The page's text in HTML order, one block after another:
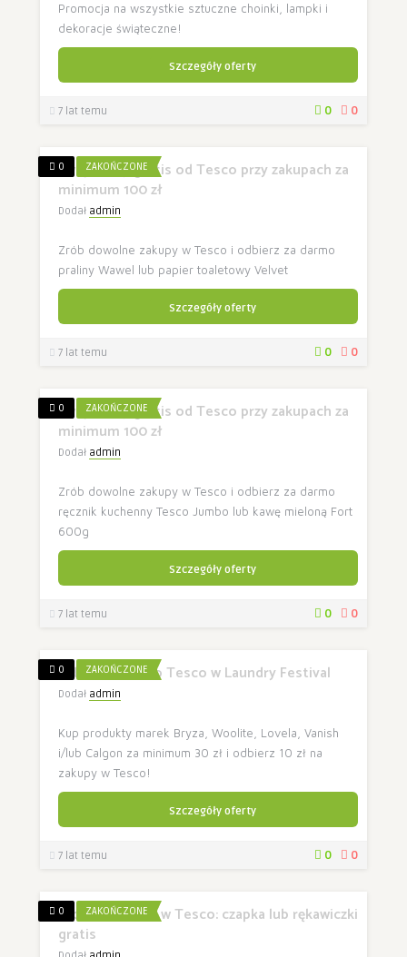
Promocja na wszystkie sztuczne choinki, lampki i
dekoracje świąteczne!
Szczegóły oferty
7 lat temu 0 0
0 ZAKOŃCZONE
Świąteczny gratis od Tesco przy zakupach za
minimum 100 zł
Dodał admin
Zrób dowolne zakupy w Tesco i odbierz za darmo
praliny Wawel lub papier toaletowy Velvet
Szczegóły oferty
7 lat temu 0 0
0 ZAKOŃCZONE
Świąteczny gratis od Tesco przy zakupach za
minimum 100 zł
Dodał admin
Zrób dowolne zakupy w Tesco i odbierz za darmo
ręcznik kuchenny Tesco Jumbo lub kawę mieloną Fort
600g
Szczegóły oferty
7 lat temu 0 0
0 ZAKOŃCZONE
Odbierz 10 zł do Tesco w Laundry Festival
Dodał admin
Kup produkty marek Bryza, Woolite, Lovela, Vanish
i/lub Calgon za minimum 30 zł i odbierz 10 zł na
zakupy w Tesco!
Szczegóły oferty
7 lat temu 0 0
0 ZAKOŃCZONE
Promocja Milka w Tesco: czapka lub rękawiczki
gratis